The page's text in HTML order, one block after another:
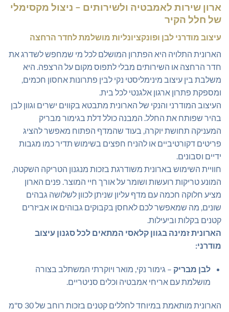
ארון שירות לאמבטיה ולשירותים – ניצול מקסימלי
של חלל הקיר
עיצוב מודרני לבן ופונקציונליות מושלמת לחדר הרחצה
הארונית התלויה היא הפתרון המושלם לכל מי שמחפש לשדרג את
חדר הרחצה או השירותים מבלי לתפוס מקום על הרצפה. היא
משלבת בין עיצוב מינימליסטי נקי לבין פתרונות אחסון חכמים,
ומספקת פתרון ארגון אלגנטי לכל בית.
העיצוב המודרני והנקי של הארונית מתבטא בקווים ישרים וגוון לבן
בהיר שפותח את החלל. המבנה כולל דלת בגימור מבריק
המעניקה תחושת יוקרה, בעוד שהמדף הפתוח מאפשר להציג
פריטים דקורטיביים או להניח חפצים בשימוש תדיר כמו מגבות
ידיים וסבונים.
חוויית השימוש בארונית משודרגת בזכות מנגנון הטריקה השקטה,
המונע טריקות רועשות ושומר על אורך חיי המוצר. פנים הארון
מציע חלוקה חכמה עם מדף עליון שניתן לכוון לשלושה גבהים
שונים, מה שמאפשר לכם לאחסן בקבוקים גבוהים או אביזרים
קטנים בקלות וביעילות.
הארונית זמינה בגוון קלאסי המתאים לכל סגנון עיצוב
מודרני:
לבן מבריק – גימור נקי, מואר ויוקרתי המשתלב בצורה
מושלמת עם אריחי אמבטיה וכלים סניטריים.
הארונית מותאמת במיוחד לחללים קטנים בזכות רוחב של 30 ס"מ